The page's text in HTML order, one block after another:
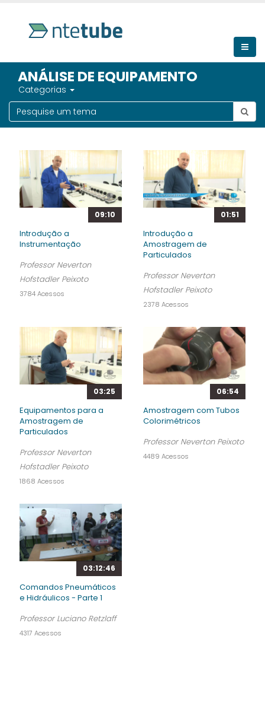
ANÁLISE DE EQUIPAMENTO
Categorias
09:10
Introdução a
Instrumentação
Professor Neverton
Hofstadler Peixoto
3784 Acessos
01:51
Introdução a
Amostragem de
Particulados
Professor Neverton
Hofstadler Peixoto
2378 Acessos
03:25
Equipamentos para a
Amostragem de
Particulados
Professor Neverton
Hofstadler Peixoto
1868 Acessos
06:54
Amostragem com Tubos
Colorimétricos
Professor Neverton Peixoto
4489 Acessos
03:12:46
Comandos Pneumáticos
e Hidráulicos - Parte 1
Professor Luciano Retzlaff
4317 Acessos